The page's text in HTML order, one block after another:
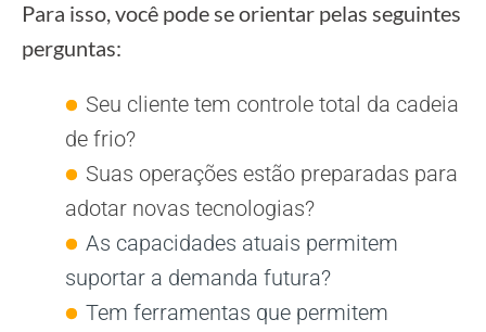
Para isso, você pode se orientar pelas seguintes
perguntas:
Seu cliente tem controle total da cadeia
de frio?
Suas operações estão preparadas para
adotar novas tecnologias?
As capacidades atuais permitem
suportar a demanda futura?
Tem ferramentas que permitem